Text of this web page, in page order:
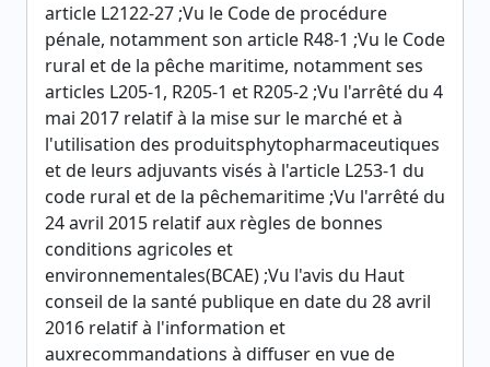
article L2122-27 ;Vu le Code de procédure
pénale, notamment son article R48-1 ;Vu le Code
rural et de la pêche maritime, notamment ses
articles L205-1, R205-1 et R205-2 ;Vu l'arrêté du 4
mai 2017 relatif à la mise sur le marché et à
l'utilisation des produitsphytopharmaceutiques
et de leurs adjuvants visés à l'article L253-1 du
code rural et de la pêchemaritime ;Vu l'arrêté du
24 avril 2015 relatif aux règles de bonnes
conditions agricoles et
environnementales(BCAE) ;Vu l'avis du Haut
conseil de la santé publique en date du 28 avril
2016 relatif à l'information et
auxrecommandations à diffuser en vue de